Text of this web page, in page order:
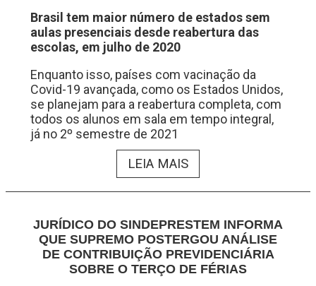
Brasil tem maior número de estados sem
aulas presenciais desde reabertura das
escolas, em julho de 2020
Enquanto isso, países com vacinação da
Covid-19 avançada, como os Estados Unidos,
se planejam para a reabertura completa, com
todos os alunos em sala em tempo integral,
já no 2º semestre de 2021
LEIA MAIS
JURÍDICO DO SINDEPRESTEM INFORMA
QUE SUPREMO POSTERGOU ANÁLISE
DE CONTRIBUIÇÃO PREVIDENCIÁRIA
SOBRE O TERÇO DE FÉRIAS